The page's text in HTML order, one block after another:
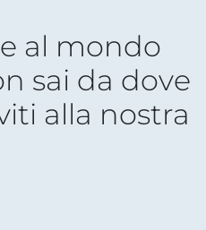
al mondo
sai da dove
alla nostra